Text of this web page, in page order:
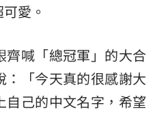
愛。
齊喊「總冠軍」的大合
：「今天真的很感謝大
自己的中文名字，希望